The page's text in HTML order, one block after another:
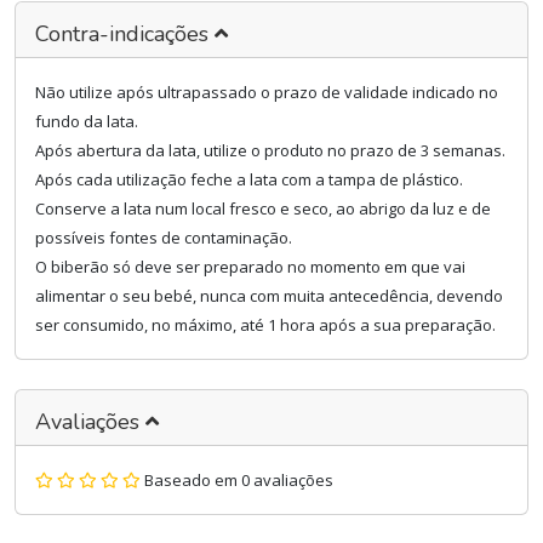
Contra-indicações
Não utilize após ultrapassado o prazo de validade indicado no
fundo da lata.
Após abertura da lata, utilize o produto no prazo de 3 semanas.
Após cada utilização feche a lata com a tampa de plástico.
Conserve a lata num local fresco e seco, ao abrigo da luz e de
possíveis fontes de contaminação.
O biberão só deve ser preparado no momento em que vai
alimentar o seu bebé, nunca com muita antecedência, devendo
ser consumido, no máximo, até 1 hora após a sua preparação.
Avaliações
Baseado em 0 avaliações